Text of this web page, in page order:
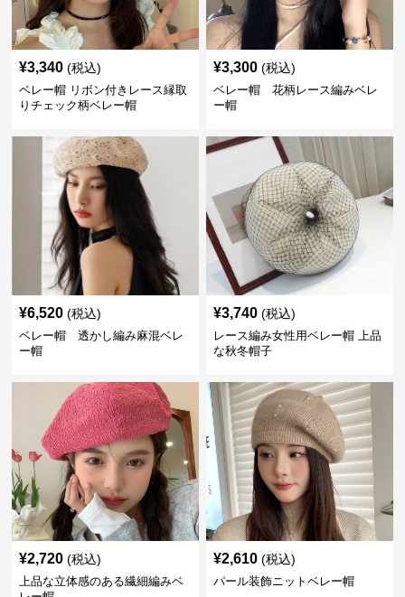
¥3,340 (税込)
ベレー帽 リボン付きレース縁取
りチェック柄ベレー帽
¥3,300 (税込)
ベレー帽 花柄レース編みベレ
ー帽
¥6,520 (税込)
ベレー帽 透かし編み麻混ベレ
ー帽
¥3,740 (税込)
レース編み女性用ベレー帽 上品
な秋冬帽子
¥2,720 (税込)
上品な立体感のある繊細編みベ
¥2,610 (税込)
パール装飾ニットベレー帽